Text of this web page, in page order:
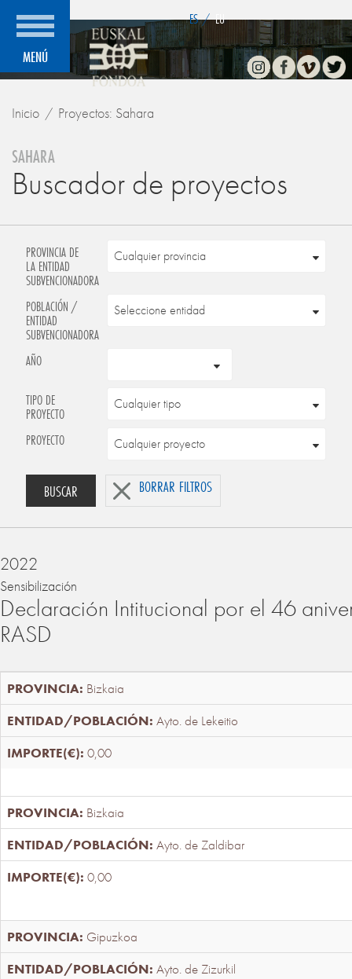
MENÚ
ES / EU
InstagramFacebook
Vimeo
Inicio Proyectos: Sahara
SAHARA
Buscador de proyectos
PROVINCIA DE
LA ENTIDAD
SUBVENCIONADORA
POBLACIÓN /
ENTIDAD
SUBVENCIONADORA
AÑO
TIPO DE
PROYECTO
PROYECTO
BUSCAR BORRAR FILTROS
2022
Sensibilización
Declaración Intitucional por el 46
RASD
Bizkaia
Ayto. de Lekeitio
0,00
Bizkaia
Ayto. de Zaldibar
0,00
Gipuzkoa
Ayto. de Zizurkil